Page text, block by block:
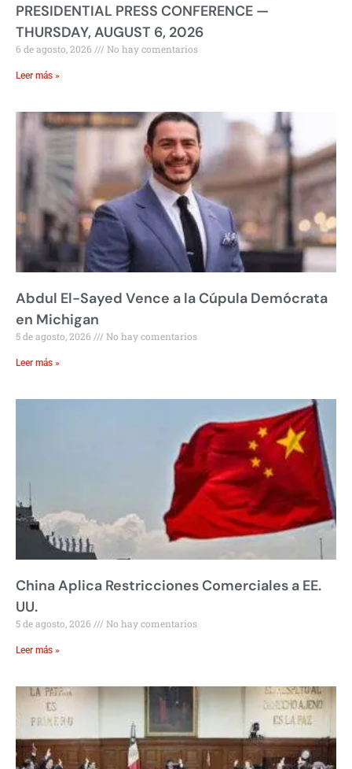
PRESIDENTIAL PRESS CONFERENCE —
THURSDAY, AUGUST 6, 2026
6 de agosto, 2026 No hay comentarios
Leer más »
Abdul El-Sayed Vence a la Cúpula Demócrata
en Michigan
5 de agosto, 2026 No hay comentarios
Leer más »
China Aplica Restricciones Comerciales a EE.
UU.
5 de agosto, 2026 No hay comentarios
Leer más »